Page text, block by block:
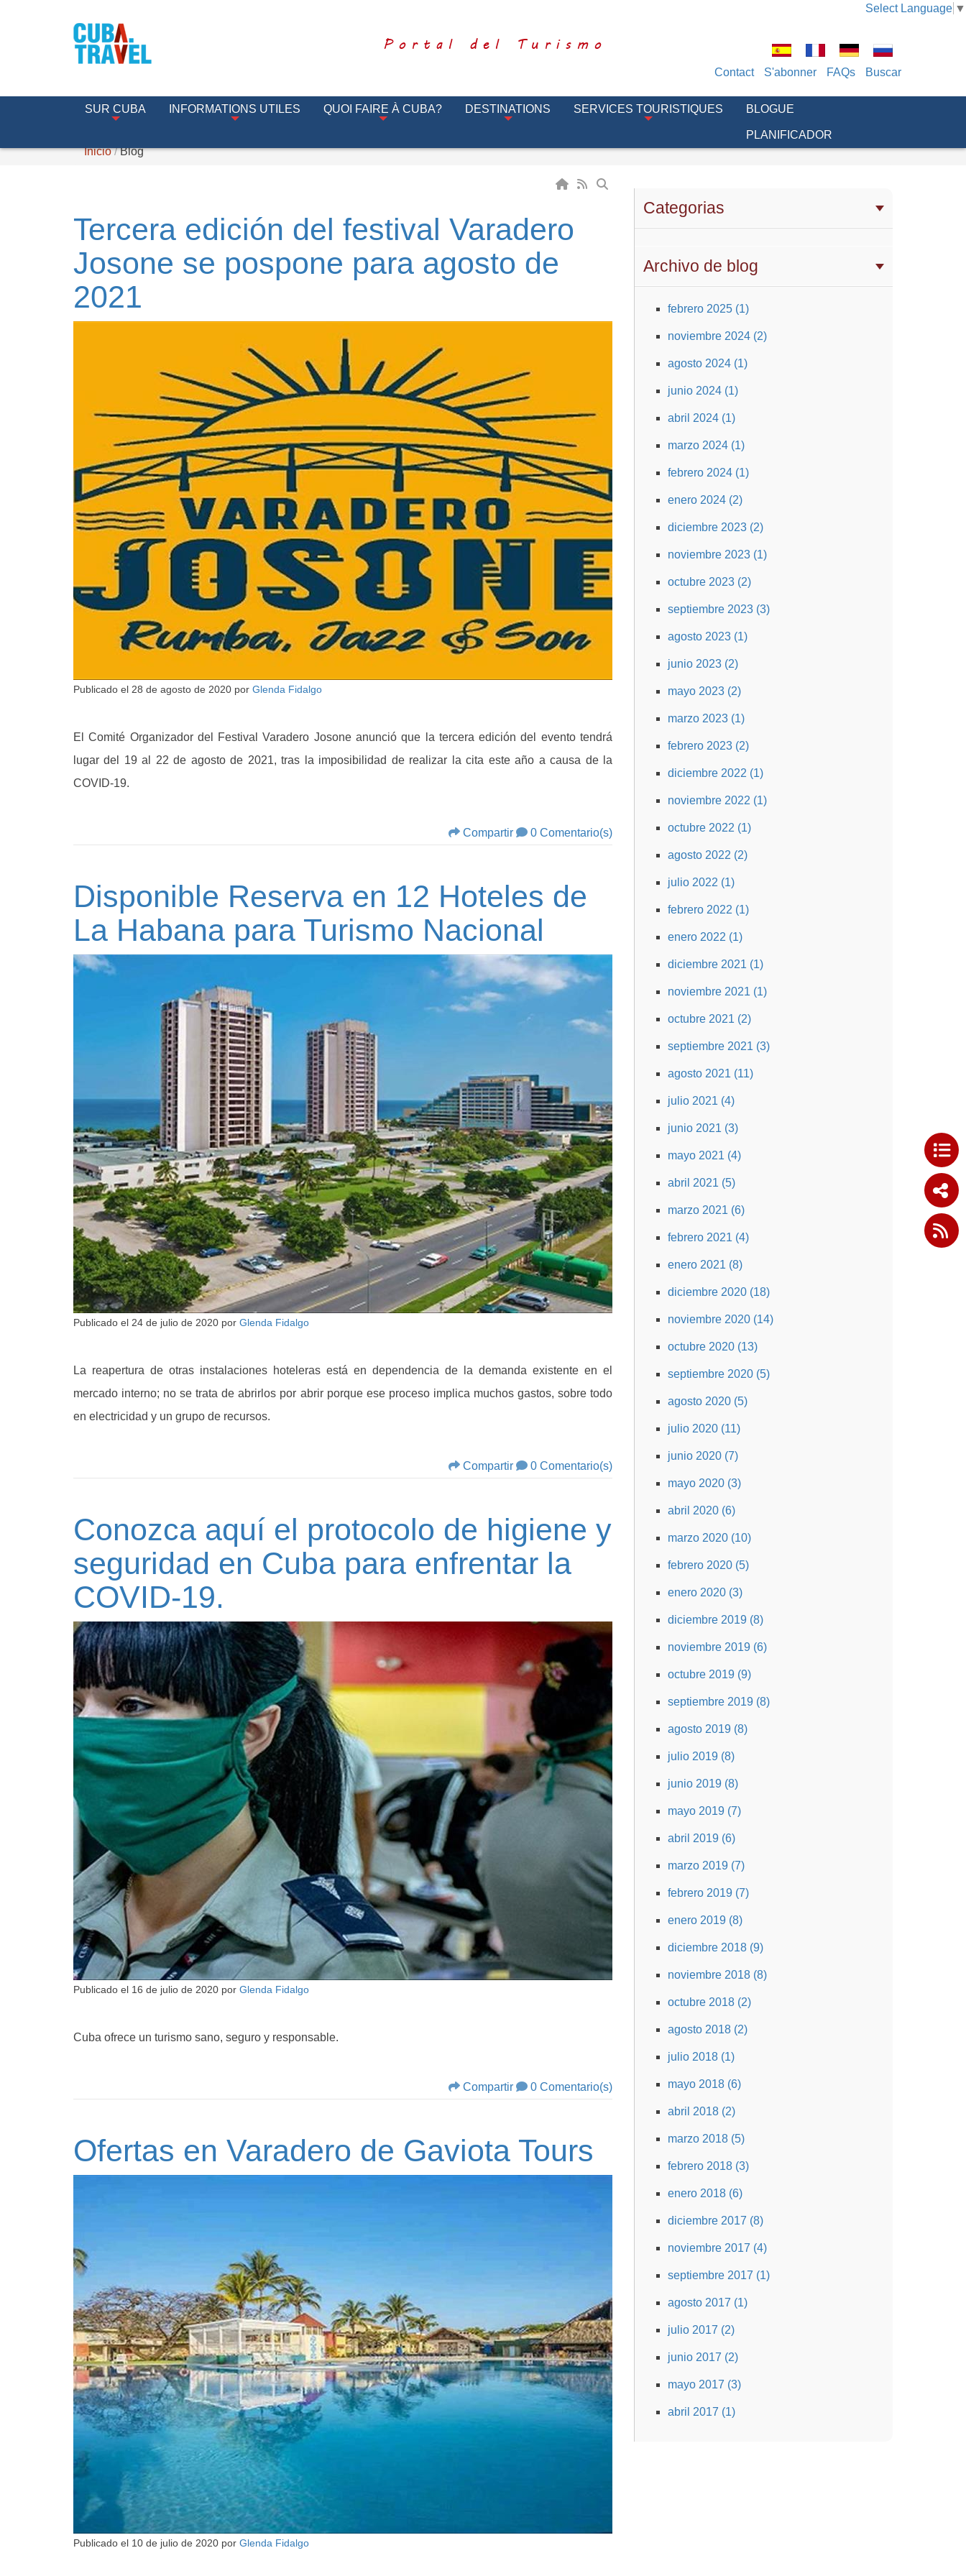
Select Language ▼
Portal del Turismo
Contact S'abonner FAQs Buscar
SUR CUBA INFORMATIONS UTILES QUOI FAIRE À CUBA? DESTINATIONS SERVICES TOURISTIQUES BLOGUE
PLANIFICADOR
Inicio
Blog
Categorias
Archivo de blog
febrero 2025 (1)
noviembre 2024 (2)
agosto 2024 (1)
junio 2024 (1)
abril 2024 (1)
marzo 2024 (1)
febrero 2024 (1)
enero 2024 (2)
diciembre 2023 (2)
noviembre 2023 (1)
octubre 2023 (2)
septiembre 2023 (3)
agosto 2023 (1)
junio 2023 (2)
mayo 2023 (2)
marzo 2023 (1)
febrero 2023 (2)
diciembre 2022 (1)
noviembre 2022 (1)
octubre 2022 (1)
agosto 2022 (2)
julio 2022 (1)
febrero 2022 (1)
enero 2022 (1)
diciembre 2021 (1)
noviembre 2021 (1)
octubre 2021 (2)
septiembre 2021 (3)
agosto 2021 (11)
julio 2021 (4)
junio 2021 (3)
mayo 2021 (4)
abril 2021 (5)
marzo 2021 (6)
febrero 2021 (4)
enero 2021 (8)
diciembre 2020 (18)
noviembre 2020 (14)
octubre 2020 (13)
septiembre 2020 (5)
agosto 2020 (5)
julio 2020 (11)
junio 2020 (7)
mayo 2020 (3)
abril 2020 (6)
marzo 2020 (10)
febrero 2020 (5)
enero 2020 (3)
diciembre 2019 (8)
noviembre 2019 (6)
octubre 2019 (9)
septiembre 2019 (8)
agosto 2019 (8)
julio 2019 (8)
junio 2019 (8)
mayo 2019 (7)
abril 2019 (6)
marzo 2019 (7)
febrero 2019 (7)
enero 2019 (8)
diciembre 2018 (9)
noviembre 2018 (8)
octubre 2018 (2)
agosto 2018 (2)
julio 2018 (1)
mayo 2018 (6)
abril 2018 (2)
marzo 2018 (5)
febrero 2018 (3)
enero 2018 (6)
diciembre 2017 (8)
noviembre 2017 (4)
septiembre 2017 (1)
agosto 2017 (1)
julio 2017 (2)
junio 2017 (2)
mayo 2017 (3)
abril 2017 (1)
Tercera edición del festival Varadero
Josone se pospone para agosto de
2021
Publicado el 28 de agosto de 2020 por Glenda Fidalgo
El Comité Organizador del Festival Varadero Josone anunció que la tercera edición del evento tendrá
lugar del 19 al 22 de agosto de 2021, tras la imposibilidad de realizar la cita este año a causa de la
COVID-19.
Compartir 0 Comentario(s)
Disponible Reserva en 12 Hoteles de
La Habana para Turismo Nacional
Publicado el 24 de julio de 2020 por Glenda Fidalgo
La reapertura de otras instalaciones hoteleras está en dependencia de la demanda existente en el
mercado interno; no se trata de abrirlos por abrir porque ese proceso implica muchos gastos, sobre todo
en electricidad y un grupo de recursos.
Compartir 0 Comentario(s)
Conozca aquí el protocolo de higiene y
seguridad en Cuba para enfrentar la
COVID-19.
Publicado el 16 de julio de 2020 por Glenda Fidalgo
Cuba ofrece un turismo sano, seguro y responsable.
Compartir 0 Comentario(s)
Ofertas en Varadero de Gaviota Tours
Publicado el 10 de julio de 2020 por Glenda Fidalgo